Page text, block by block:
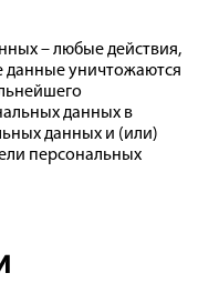
– любые действия,
данные уничтожаются
данных в
данных и (или)
персональных